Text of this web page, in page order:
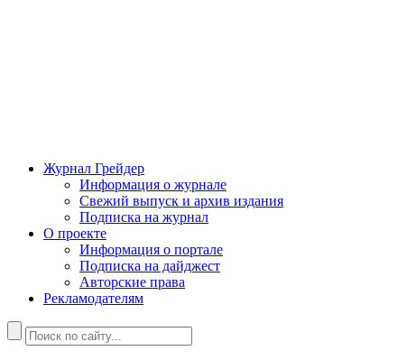
Журнал Грейдер
Информация о журнале
Свежий выпуск и архив издания
Подписка на журнал
О проекте
Информация о портале
Подписка на дайджест
Авторские права
Рекламодателям